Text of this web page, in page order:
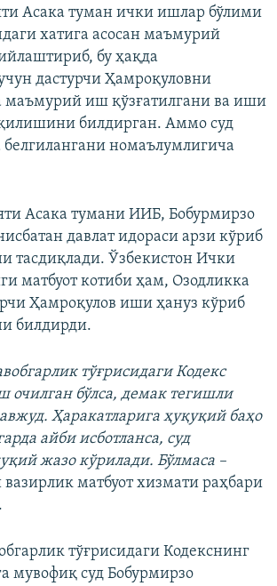
Асака туман ички ишлар бўлими
хатига асосан маъмурий
бу ҳақда
дастурчи Ҳамроқуловни
маъмурий иш қўзғатилгани ва иши
билдирган. Аммо суд
белгилангани номаълумлигича
Асака тумани ИИБ, Бобурмирзо
давлат идораси арзи кўриб
тасдиқлади. Ўзбекистон Ички
матбуот котиби ҳам, Озодликка
Ҳамроқулов иши ҳануз кўриб
билдирди.
тўғрисидаги Кодекс
очилган бўлса, демак тегишли
Ҳаракатларига ҳуқуқий баҳо
айби исботланса, суд
жазо кўрилади. Бўлмаса –
вазирлик матбуот хизмати раҳбари
тўғрисидаги Кодекснинг
мувофиқ суд Бобурмирзо